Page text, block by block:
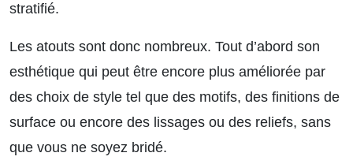
stratifié.
Les atouts sont donc nombreux. Tout d’abord son
esthétique qui peut être encore plus améliorée par
des choix de style tel que des motifs, des finitions de
surface ou encore des lissages ou des reliefs, sans
que vous ne soyez bridé.